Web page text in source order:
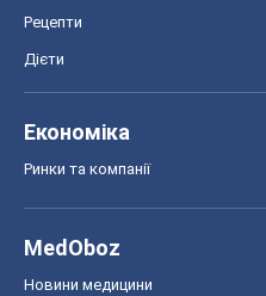
Рецепти
Дієти
Економіка
Ринки та компанії
MedOboz
Новини медицини